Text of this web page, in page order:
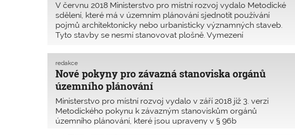
V červnu 2018 Ministerstvo pro místní rozvoj vydalo Metodické
sdělení, které má v územním plánování sjednotit používání
pojmů architektonicky nebo urbanisticky významných staveb.
Tyto stavby se nesmí stanovovat plošně. Vymezení
Nové pokyny pro závazná stanoviska orgánů
územního plánování
redakce
Ministerstvo pro místní rozvoj vydalo v září 2018 již 3. verzi
Metodického pokynu k závazným stanoviskům orgánů
územního plánování, které jsou upraveny v § 96b